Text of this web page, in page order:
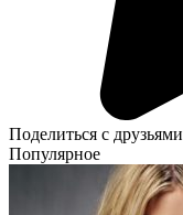
Поделиться с друзьями
Популярное